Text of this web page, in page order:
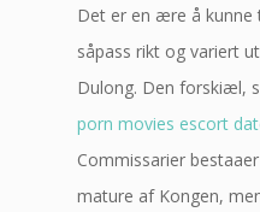
Det er en ære å kunne
såpass rikt og variert
Dulong. Den forskiæl,
porn movies escort
Commissarier
mature af Kongen,